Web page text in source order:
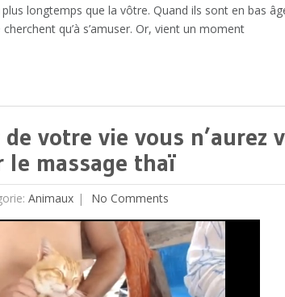
longtemps que la vôtre. Quand ils sont en bas
qu’à s’amuser. Or, vient un moment
de votre vie vous n’aurez
le massage thaï
Animaux No Comments